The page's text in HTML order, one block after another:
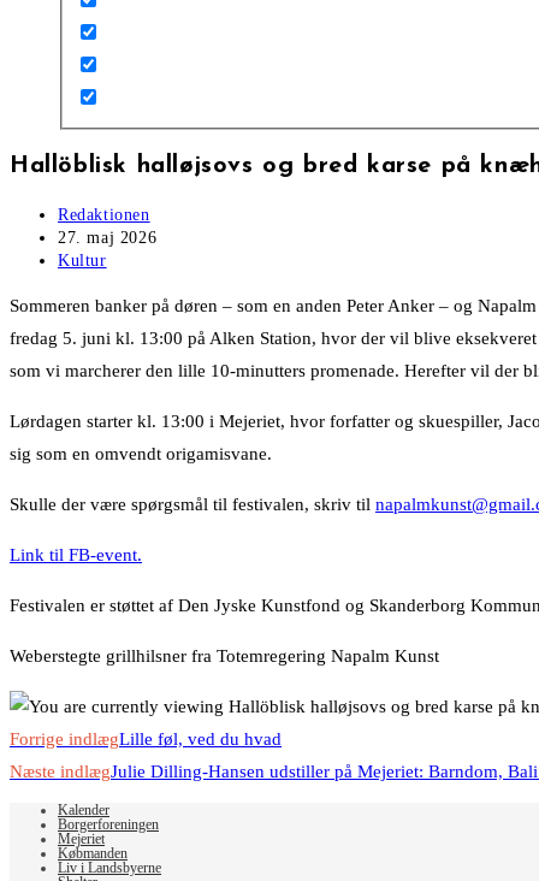
Hallöblisk halløjsovs og bred karse på
Post
author:
Redaktionen
Post
published:
27. maj 2026
Post
Kultur
Sommeren banker på døren – som en anden Peter Anker – og
fredag 5. juni kl. 13:00 på Alken Station, hvor der vil blive
som vi marcherer den lille 10-minutters promenade. Herefter vil der
Lørdagen starter kl. 13:00 i Mejeriet, hvor forfatter og skuespiller,
sig som en omvendt origamisvane.
Skulle der være spørgsmål til festivalen, skriv til
Link til FB-event.
Festivalen er støttet af Den Jyske Kunstfond og Skanderborg
Weberstegte grillhilsner fra Totemregering Napalm Kunst
Read
more
articles
Forrige indlægLille føl, ved du hvad
Næste indlægJulie Dilling-Hansen udstiller på Mejeriet: Barndom,
Kalender
Borgerforeningen
Mejeriet
Købmanden
Liv i Landsbyerne